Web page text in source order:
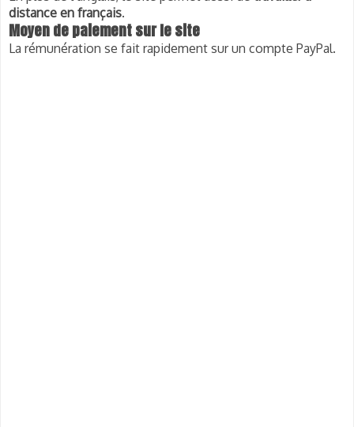
distance en français.
Moyen de paiement sur le site
La rémunération se fait rapidement sur un compte PayPal.